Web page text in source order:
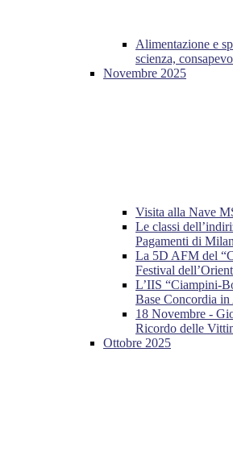
Alimentazione e
scienza,
Novembre 2025
Visita alla Nave
Le classi
Pagamenti di
La 5D AFM del
Festival
L’IIS “Ciampini-
Base Concordia
18 Novembre -
Ricordo delle
Ottobre 2025